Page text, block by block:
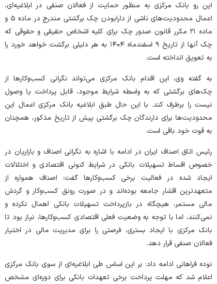
این رو بانک مرکزی به منظور حمایت از فعالان صنفی در ابلاغیه‌ای،
اعمال محدودیت‌های ناشی از دارابودن چک برگشتی مندرج در ماده ۵ و
ماده ۲۱ مکرر قانون صدور چک برای کلیه اشخاص حقیقی و حقوقی که
چک آنها از تاریخ ۹ اسفندماه ۱۴۰۴ به هر دلیلی برگشت خواهد خورد را
به تعویق انداخته است.
به گفته وی، این اقدام بانک مرکزی می‌تواند نگرانی کسب‌وکار‌ها از
چک‌های برگشتی که به واسطه شرایط موجود، قابل پرداخت یا وصول
نیست را برطرف کند. با این حال طبق ابلاغیه بانک مرکزی اعمال این
محدودیت‌ها برای دارندگان چک برگشتی پیش از تاریخ مذکور، همچنان
به قوت خود باقی است.
رئیس اتاق اصناف ایران در ادامه با اشاره به نگرانی اصناف و بازاریان در
خصوص اقساط تسهیلات بانکی در شرایط کنونی اقتصادی و اختلالات
ایجاد شده در فعالیت برخی کسب‌وکار‌ها گفت: اصناف همواره از
متعهدترین اقشار جامعه بوده‌اند و در صورت رونق کسب‌وکار و گردش
مالی مستمر، هیچگاه در بازپرداخت تسهیلات بانکی اهمال نکرده و
نمی‌کنند، اما با توجه به وضعیت فعلی اقتصادی کسب‌وکارها، نیاز بود تا
بانک مرکزی با ایجاد بستری، فرصتی را برای مدیریت مالی در اختیار
فعالان صنفی قرار دهد.
نوده فراهانی ادامه داد: بر این اساس طی ابلاغیه‌ای از سوی بانک مرکزی
اعلام شد که مهلت پرداخت برخی تعهدات بانکی برای دوره‌ای مشخص